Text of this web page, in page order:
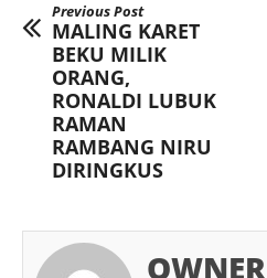
Previous Post
MALING KARET
BEKU MILIK
ORANG,
RONALDI LUBUK
RAMAN
RAMBANG NIRU
DIRINGKUS
OWNER